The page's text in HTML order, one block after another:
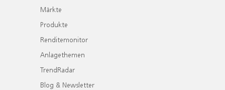
Märkte
Produkte
Renditemonitor
Anlagethemen
TrendRadar
Blog & Newsletter